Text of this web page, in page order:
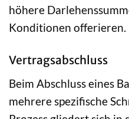
höhere
Konditionen offerieren.
Vertragsabschluss
Beim Abschluss eines
mehrere spezifische